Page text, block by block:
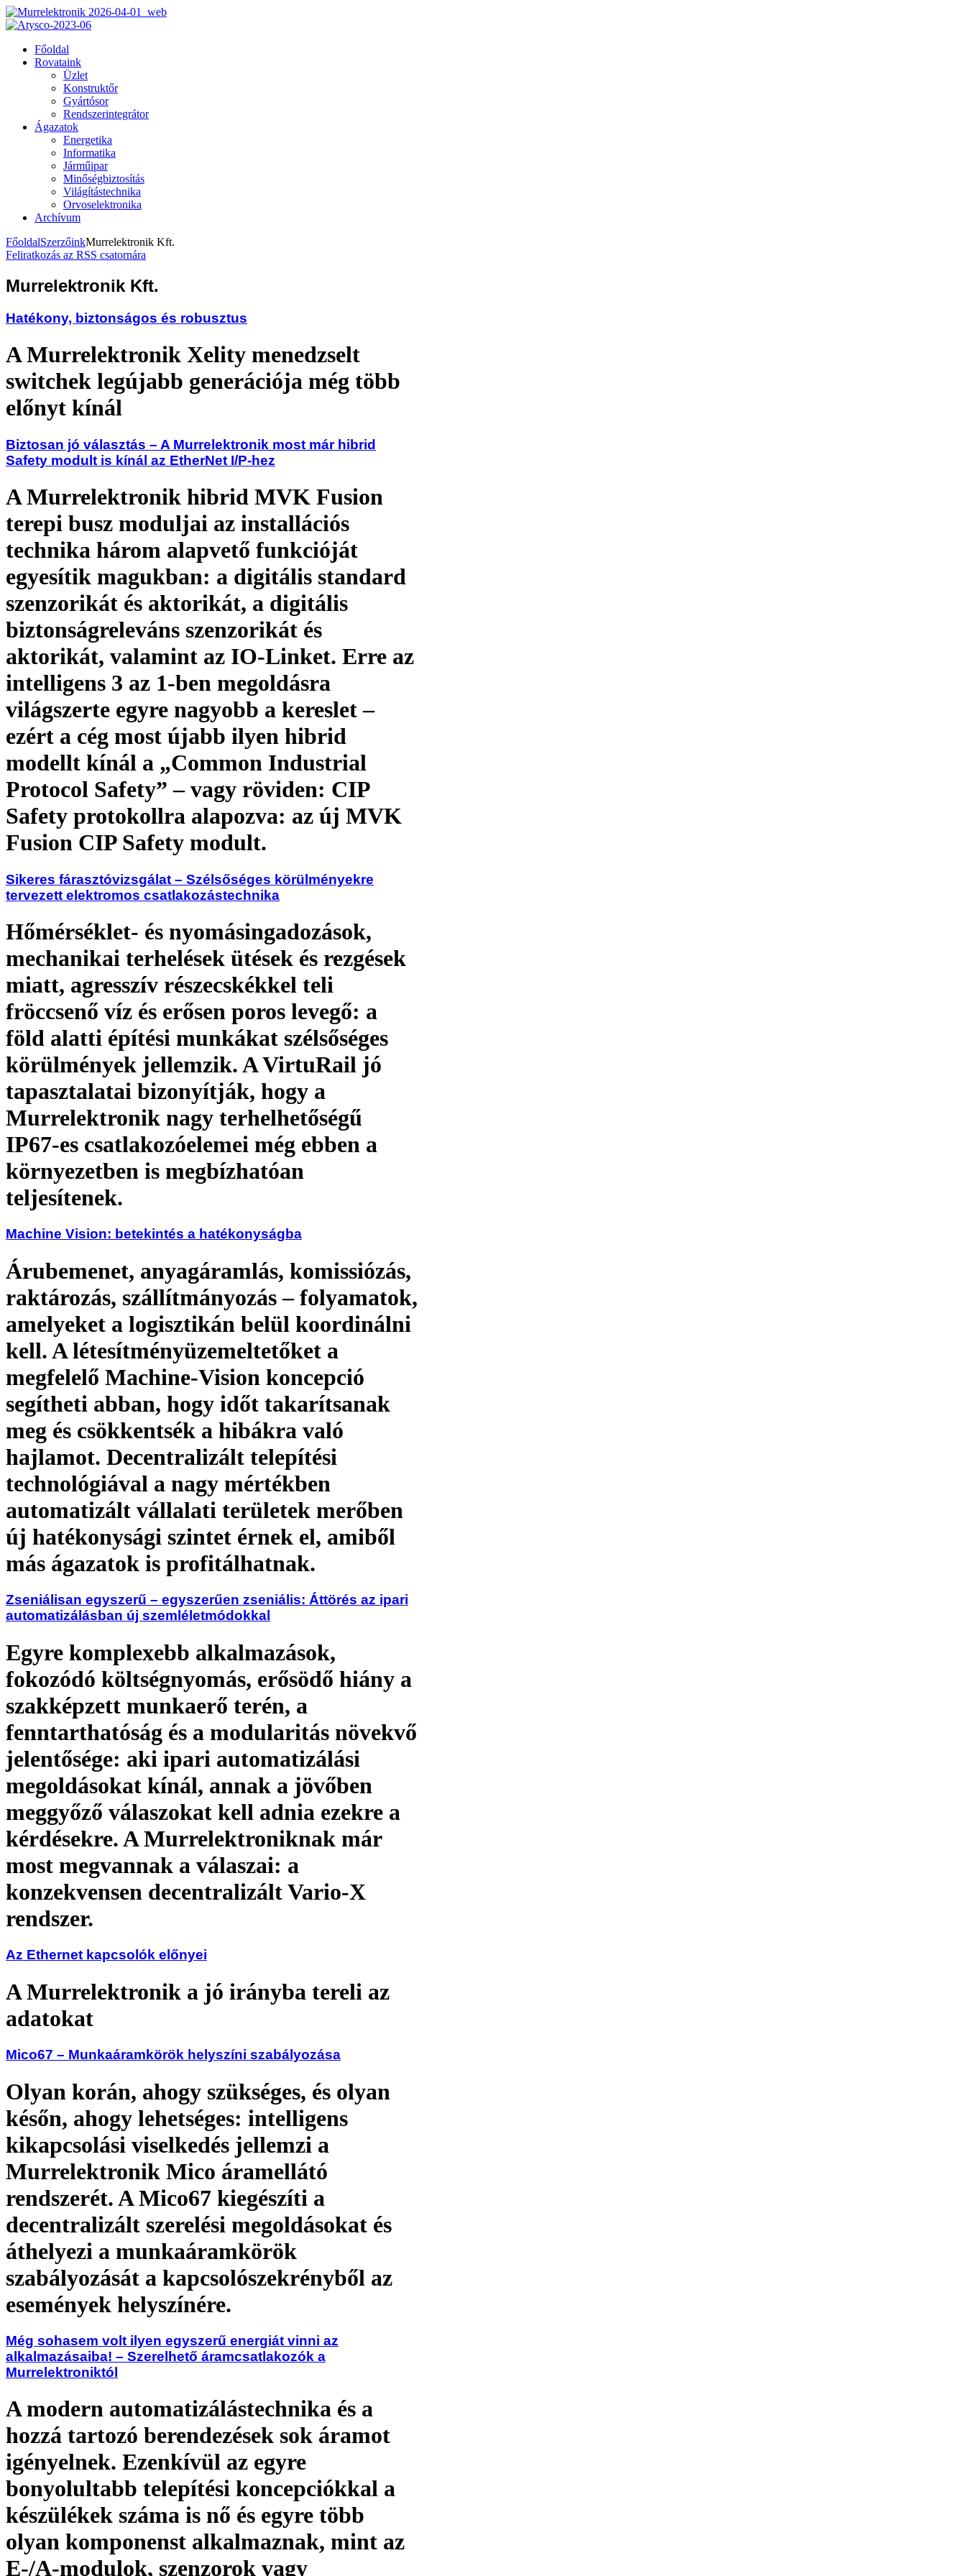
Főoldal
Rovataink
Üzlet
Konstruktőr
Gyártósor
Rendszerintegrátor
Ágazatok
Energetika
Informatika
Járműipar
Minőségbiztosítás
Világítástechnika
Orvoselektronika
Archívum
FőoldalSzerzőinkMurrelektronik Kft.
Feliratkozás az RSS csatornára
Murrelektronik Kft.
Hatékony, biztonságos és robusztus
A Murrelektronik Xelity menedzselt
switchek legújabb generációja még több
előnyt kínál
Biztosan jó választás – A Murrelektronik most már hibrid
Safety modult is kínál az EtherNet I/P-hez
A Murrelektronik hibrid MVK Fusion
terepi busz moduljai az installációs
technika három alapvető funkcióját
egyesítik magukban: a digitális standard
szenzorikát és aktorikát, a digitális
biztonságreleváns szenzorikát és
aktorikát, valamint az IO-Linket. Erre az
intelligens 3 az 1-ben megoldásra
világszerte egyre nagyobb a kereslet –
ezért a cég most újabb ilyen hibrid
modellt kínál a „Common Industrial
Protocol Safety” – vagy röviden: CIP
Safety protokollra alapozva: az új MVK
Fusion CIP Safety modult.
Sikeres fárasztóvizsgálat – Szélsőséges körülményekre
tervezett elektromos csatlakozástechnika
Hőmérséklet- és nyomásingadozások,
mechanikai terhelések ütések és rezgések
miatt, agresszív részecskékkel teli
fröccsenő víz és erősen poros levegő: a
föld alatti építési munkákat szélsőséges
körülmények jellemzik. A VirtuRail jó
tapasztalatai bizonyítják, hogy a
Murrelektronik nagy terhelhetőségű
IP67-es csatlakozóelemei még ebben a
környezetben is megbízhatóan
teljesítenek.
Machine Vision: betekintés a hatékonyságba
Árubemenet, anyagáramlás, komissiózás,
raktározás, szállítmányozás – folyamatok,
amelyeket a logisztikán belül koordinálni
kell. A létesítményüzemeltetőket a
megfelelő Machine-Vision koncepció
segítheti abban, hogy időt takarítsanak
meg és csökkentsék a hibákra való
hajlamot. Decentralizált telepítési
technológiával a nagy mértékben
automatizált vállalati területek merőben
új hatékonysági szintet érnek el, amiből
más ágazatok is profitálhatnak.
Zseniálisan egyszerű – egyszerűen zseniális: Áttörés az ipari
automatizálásban új szemléletmódokkal
Egyre komplexebb alkalmazások,
fokozódó költségnyomás, erősödő hiány a
szakképzett munkaerő terén, a
fenntarthatóság és a modularitás növekvő
jelentősége: aki ipari automatizálási
megoldásokat kínál, annak a jövőben
meggyőző válaszokat kell adnia ezekre a
kérdésekre. A Murrelektroniknak már
most megvannak a válaszai: a
konzekvensen decentralizált Vario-X
rendszer.
Az Ethernet kapcsolók előnyei
A Murrelektronik a jó irányba tereli az
adatokat
Mico67 – Munkaáramkörök helyszíni szabályozása
Olyan korán, ahogy szükséges, és olyan
későn, ahogy lehetséges: intelligens
kikapcsolási viselkedés jellemzi a
Murrelektronik Mico áramellátó
rendszerét. A Mico67 kiegészíti a
decentralizált szerelési megoldásokat és
áthelyezi a munkaáramkörök
szabályozását a kapcsolószekrényből az
események helyszínére.
Még sohasem volt ilyen egyszerű energiát vinni az
alkalmazásaiba! – Szerelhető áramcsatlakozók a
Murrelektroniktól
A modern automatizálástechnika és a
hozzá tartozó berendezések sok áramot
igényelnek. Ezenkívül az egyre
bonyolultabb telepítési koncepciókkal a
készülékek száma is nő és egyre több
olyan komponenst alkalmaznak, mint az
E-/A-modulok, szenzorok vagy